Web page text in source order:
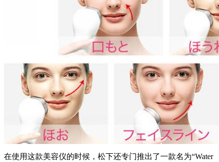
在使用这款美容仪的时候，松下还专门推出了一款名为“Water